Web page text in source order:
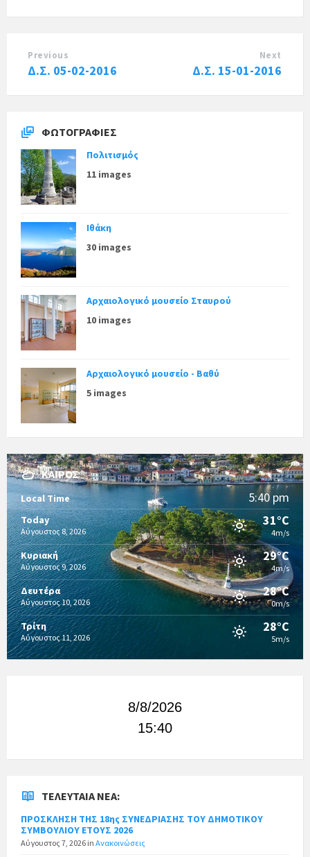
Previous
Δ.Σ. 05-02-2016
Next
Δ.Σ. 15-01-2016
ΦΩΤΟΓΡΑΦΊΕΣ
Πολιτισμός
11 images
Ιθάκη
30 images
Αρχαιολογικό μουσείο Σταυρού
10 images
Αρχαιολογικό μουσείο - Βαθύ
5 images
ΚΑΙΡΌΣ
Local Time 5:40 pm
Today
Αύγουστος 8, 2026
31°C
4m/s
Κυριακή
Αύγουστος 9, 2026
29°C
4m/s
Δευτέρα
Αύγουστος 10, 2026
28°C
0m/s
Τρίτη
Αύγουστος 11, 2026
28°C
5m/s
8/8/2026
15:40
ΤΕΛΕΥΤΑΊΑ ΝΈΑ:
ΠΡΟΣΚΛΗΣΗ ΤΗΣ 18ης ΣΥΝΕΔΡΙΑΣΗΣ ΤΟΥ ΔΗΜΟΤΙΚΟΥ
ΣΥΜΒΟΥΛΙΟΥ ΕΤΟΥΣ 2026
Αύγουστος 7, 2026 in Ανακοινώσεις